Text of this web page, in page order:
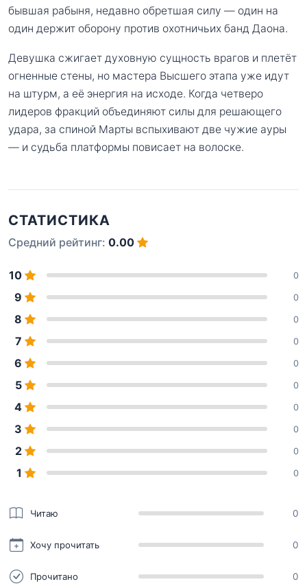
бывшая рабыня, недавно обретшая силу — один на
один держит оборону против охотничьих банд Даона.
Девушка сжигает духовную сущность врагов и плетёт
огненные стены, но мастера Высшего этапа уже идут
на штурм, а её энергия на исходе. Когда четверо
лидеров фракций объединяют силы для решающего
удара, за спиной Марты вспыхивают две чужие ауры
— и судьба платформы повисает на волоске.
СТАТИСТИКА
Средний рейтинг: 0.00
10 0
9 0
8 0
7 0
6 0
5 0
4 0
3 0
2 0
1 0
Читаю 0
Хочу прочитать 0
Прочитано 0